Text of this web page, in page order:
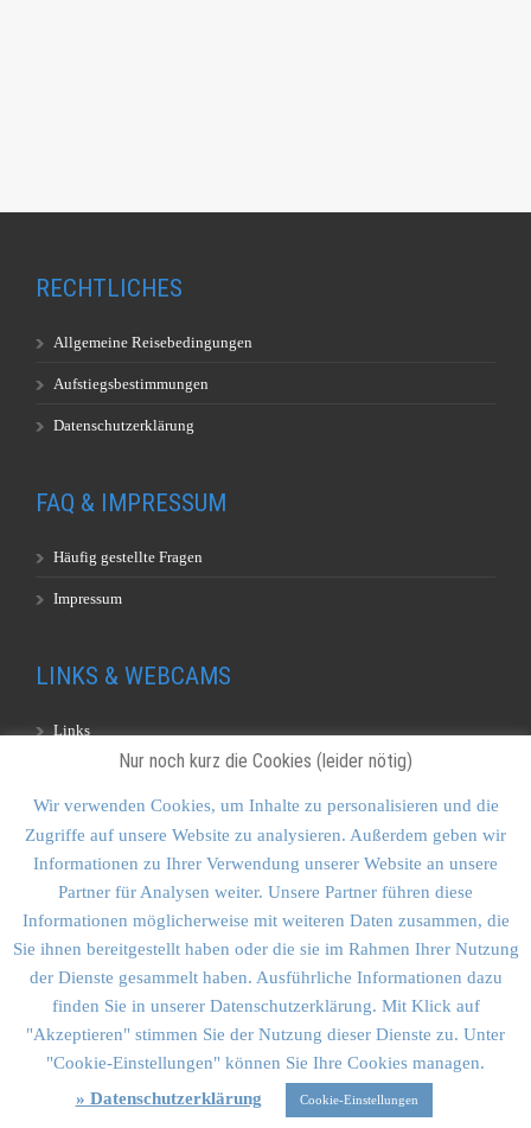
RECHTLICHES
Allgemeine Reisebedingungen
Aufstiegsbestimmungen
Datenschutzerklärung
FAQ & IMPRESSUM
Häufig gestellte Fragen
Impressum
LINKS & WEBCAMS
Links
KONTAKT & SITEMAP
Kontakt
Sitemap
Vulkankultour-BUFF®
Vulkankultour Goldstein & Schmid GbR • Planegger Str. 12A •
Nur noch kurz die Cookies (leider nötig)
Wir verwenden Cookies, um Inhalte zu personalisieren und die
Zugriffe auf unsere Website zu analysieren. Außerdem geben wir
Informationen zu Ihrer Verwendung unserer Website an unsere
Partner für Analysen weiter. Unsere Partner führen diese
Informationen möglicherweise mit weiteren Daten zusammen, die
Sie ihnen bereitgestellt haben oder die sie im Rahmen Ihrer Nutzung
der Dienste gesammelt haben. Ausführliche Informationen dazu
finden Sie in unserer Datenschutzerklärung. Mit Klick auf
"Akzeptieren" stimmen Sie der Nutzung dieser Dienste zu. Unter
"Cookie-Einstellungen" können Sie Ihre Cookies managen.
» Datenschutzerklärung
Cookie-Einstellungen